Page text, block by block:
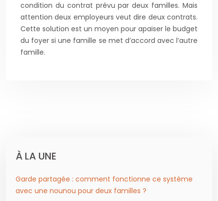
condition du contrat prévu par deux familles. Mais
attention deux employeurs veut dire deux contrats.
Cette solution est un moyen pour apaiser le budget
du foyer si une famille se met d’accord avec l’autre
famille.
À LA UNE
Garde partagée : comment fonctionne ce système
avec une nounou pour deux familles ?